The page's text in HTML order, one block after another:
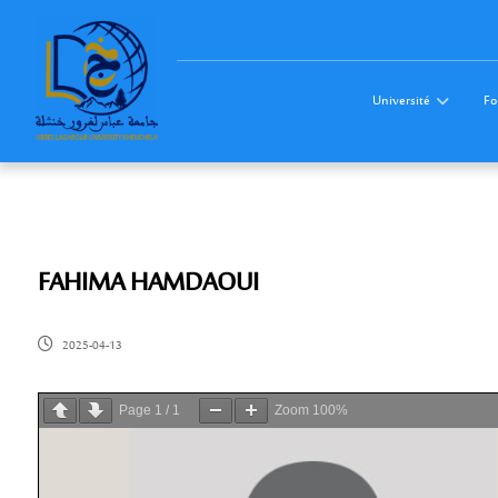
Université
FAHIMA HAMDAOUI
2025-04-13
Page 1 / 1 Zoom 100%